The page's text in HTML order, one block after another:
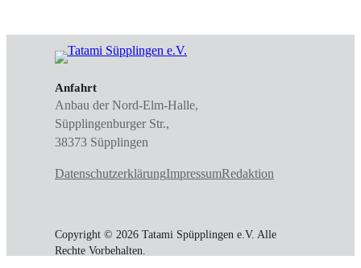
Anfahrt
Anbau der Nord-Elm-Halle,
Süpplingenburger Str.,
38373 Süpplingen
DatenschutzerklärungImpressumRedaktion
Copyright © 2026 Tatami Spüpplingen e.V. Alle
Rechte Vorbehalten.